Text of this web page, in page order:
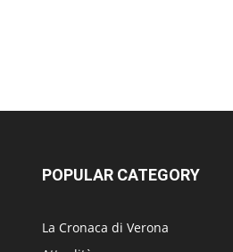
POPULAR CATEGORY
La Cronaca di Verona